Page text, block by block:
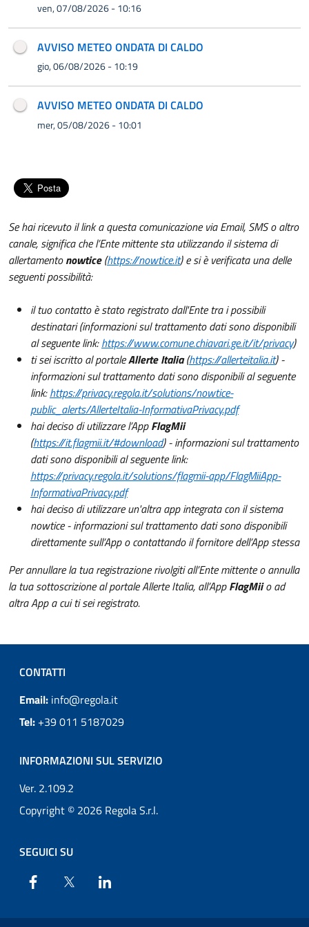
ven, 07/08/2026 - 10:16
AVVISO METEO ONDATA DI CALDO
gio, 06/08/2026 - 10:19
AVVISO METEO ONDATA DI CALDO
mer, 05/08/2026 - 10:01
Se hai ricevuto il link a questa comunicazione via Email, SMS o altro
canale, significa che l’Ente mittente sta utilizzando il sistema di
allertamentonowtice(https://nowtice.it) e si è verificata una delle
seguenti possibilità:
il tuo contatto è stato registrato dall'Ente tra i possibili
destinatari (informazioni sul trattamento dati sono disponibili
al seguente link:https://www.comune.chiavari.ge.it/it/privacy)
ti sei iscritto al portaleAllerte Italia(https://allerteitalia.it) -
informazioni sul trattamento dati sono disponibili al seguente
link:https://privacy.regola.it/solutions/nowtice-
public_alerts/AllerteItalia-InformativaPrivacy.pdf
hai deciso di utilizzare l’AppFlagMii
(https://it.flagmii.it/#download) - informazioni sul trattamento
dati sono disponibili al seguente link:
https://privacy.regola.it/solutions/flagmii-app/FlagMiiApp-
InformativaPrivacy.pdf
hai deciso di utilizzare un'altra app integrata con il sistema
nowtice - informazioni sul trattamento dati sono disponibili
direttamente sull’App o contattando il fornitore dell’App stessa
Per annullare la tua registrazione rivolgiti all’Ente mittente o annulla
la tua sottoscrizione al portale Allerte Italia, all’AppFlagMiio ad
altra App a cui ti sei registrato.
CONTATTI
Email: info@regola.it
Tel: +39 011 5187029
INFORMAZIONI SUL SERVIZIO
Ver. 2.109.2
Copyright © 2026 Regola S.r.l.
SEGUICI SU
Facebook